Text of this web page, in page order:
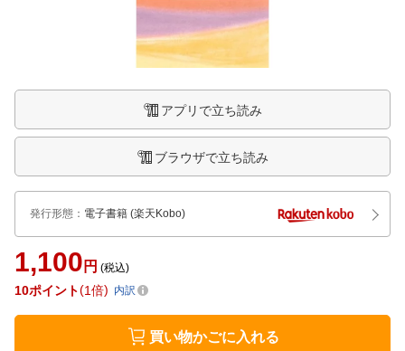
アプリで立ち読み
ブラウザで立ち読み
発行形態 ： 電子書籍 (楽天Kobo)
1,100 円 (税込)
10ポイント 1倍 内訳
買い物かごに入れる